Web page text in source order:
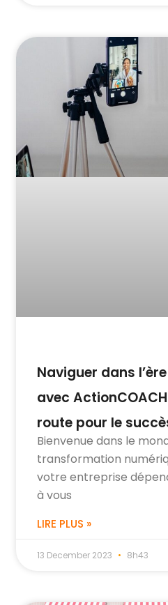
Naviguer dans
avec
route pour le
Bienvenue dans le
transformation
votre entreprise
à vous
LIRE PLUS »
13 December 2023 8h43